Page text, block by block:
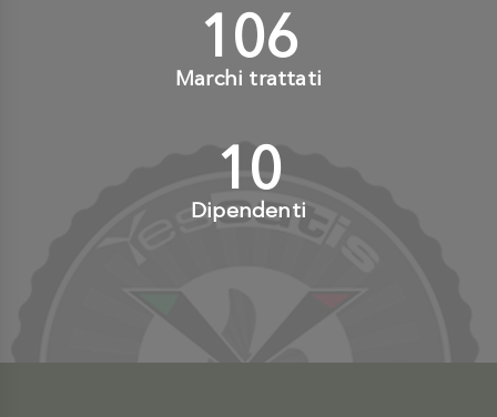
110+
Marchi trattati
10+
Dipendenti